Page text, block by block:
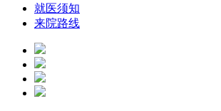
就医须知
来院路线